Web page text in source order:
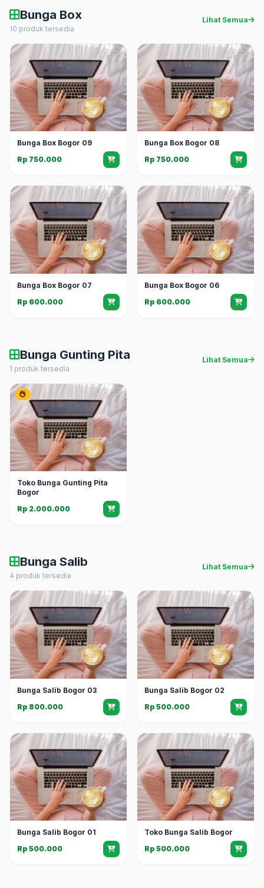
Bunga Box
10 produk tersedia
Lihat Semua
Bunga Box Bogor 09
Rp 750.000
Bunga Box Bogor 08
Rp 750.000
Bunga Box Bogor 07
Rp 600.000
Bunga Box Bogor 06
Rp 600.000
Bunga Gunting Pita
1 produk tersedia
Lihat Semua
Toko Bunga Gunting Pita
Bogor
Rp 2.000.000
Bunga Salib
4 produk tersedia
Lihat Semua
Bunga Salib Bogor 03
Rp 800.000
Bunga Salib Bogor 02
Rp 500.000
Bunga Salib Bogor 01
Rp 500.000
Toko Bunga Salib Bogor
Rp 500.000